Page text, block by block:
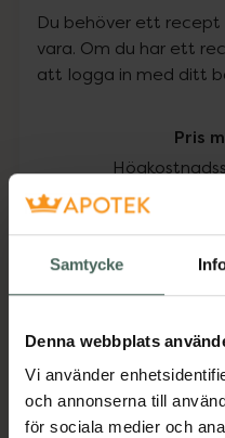
Samtycke
Denna webbplats
Vi använder
och annonserna till
för sociala medier och
Du behöver ett
vara. Om du har ett
att logga in med ditt
Pris
I
Aktuella